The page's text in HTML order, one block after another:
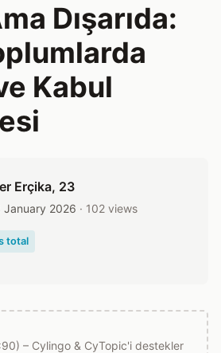
Dışarıda:
Kabul
Erçika, 23
January 2026 · 102 views
total
– Cylingo & CyTopic'i destekler